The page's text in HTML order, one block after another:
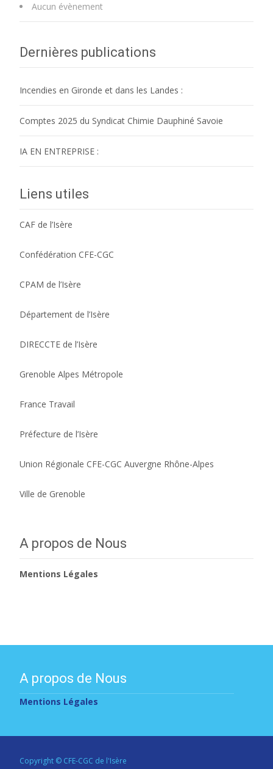
Aucun évènement
Dernières publications
Incendies en Gironde et dans les Landes :
Comptes 2025 du Syndicat Chimie Dauphiné Savoie
IA EN ENTREPRISE :
Liens utiles
CAF de l’Isère
Confédération CFE-CGC
CPAM de l’Isère
Département de l’Isère
DIRECCTE de l’Isère
Grenoble Alpes Métropole
France Travail
Préfecture de l’Isère
Union Régionale CFE-CGC Auvergne Rhône-Alpes
Ville de Grenoble
A propos de Nous
Mentions Légales
A propos de Nous
Mentions Légales
Copyright © CFE-CGC de l'Isère